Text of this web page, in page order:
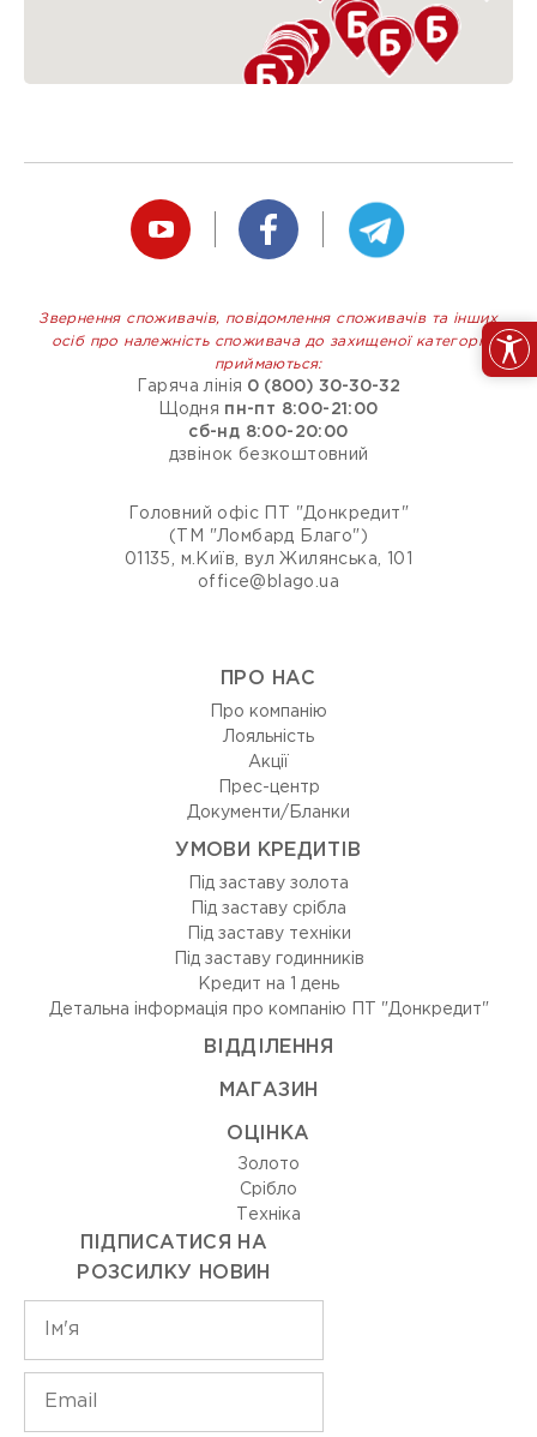
Звернення споживачів, повідомлення споживачів та інших
осіб про належність споживача до захищеної категорії
приймаються:
Гаряча лінія 0 (800) 30-30-32
Щодня
пн-пт 8:00-21:00
сб-нд 8:00-20:00
дзвінок безкоштовний
Головний офіс ПТ "Донкредит"
(ТМ "Ломбард Благо")
01135, м.Київ, вул Жилянська, 101
office@blago.ua
ПРО НАС
Про компанію
Лояльність
Акції
Прес-центр
Документи/Бланки
УМОВИ КРЕДИТІВ
Під заставу золота
Під заставу срібла
Під заставу техніки
Під заставу годинників
Кредит на 1 день
Детальна інформація про компанію ПТ "Донкредит"
ВIДДIЛЕННЯ
МАГАЗИН
ОЦIНКА
Золото
Срiбло
Технiка
ПІДПИСАТИСЯ НА
РОЗСИЛКУ НОВИН